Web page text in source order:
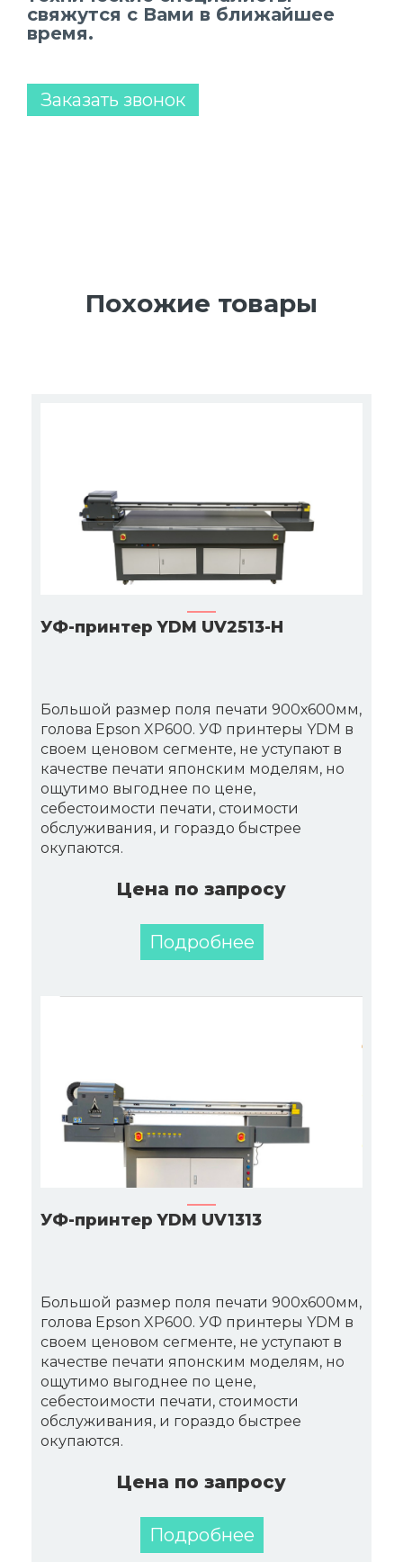
свяжутся с Вами в ближайшее
время.
Заказать звонок
Похожие товары
УФ-принтер YDM UV2513-H
Большой размер поля печати 900х600мм,
голова Epson XP600. УФ принтеры YDM в
своем ценовом сегменте, не уступают в
качестве печати японским моделям, но
ощутимо выгоднее по цене,
себестоимости печати, стоимости
обслуживания, и гораздо быстрее
окупаются.
Цена по запросу
Подробнее
УФ-принтер YDM UV1313
Большой размер поля печати 900х600мм,
голова Epson XP600. УФ принтеры YDM в
своем ценовом сегменте, не уступают в
качестве печати японским моделям, но
ощутимо выгоднее по цене,
себестоимости печати, стоимости
обслуживания, и гораздо быстрее
окупаются.
Цена по запросу
Подробнее